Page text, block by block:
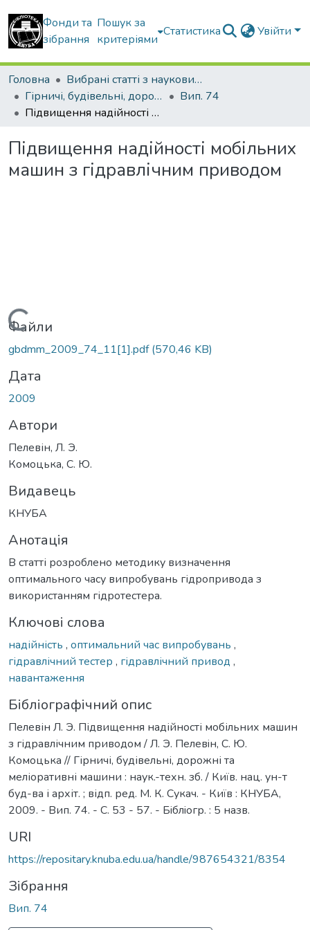
Фонди та
зібрання
Пошук за
критеріями
Статистика Увійти
Головна
Вибрані статті з наукових збірників КНУБА
Гірничі, будівельні, дорожні та меліоративні машини
Вип. 74
Підвищення надійності мобільних машин з гідравлічним приводом
Підвищення надійності мобільних
машин з гідравлічним приводом
Вантажиться...
Файли
gbdmm_2009_74_11[1].pdf(570,46 KB)
Дата
2009
Автори
Пелевін, Л. Э.
Комоцька, С. Ю.
Видавець
КНУБА
Анотація
В статті розроблено методику визначення
оптимального часу випробувань гідропривода з
використанням гідротестера.
Ключові слова
надійність , оптимальний час випробувань ,
гідравлічний тестер , гідравлічний привод ,
навантаження
Бібліографічний опис
Пелевін Л. Э. Підвищення надійності мобільних машин
з гідравлічним приводом / Л. Э. Пелевiн, С. Ю.
Комоцька // Гірничі, будівельні, дорожні та
меліоративні машини : наук.-техн. зб. / Київ. нац. ун-т
буд-ва і архіт. ; відп. ред. М. К. Сукач. - Київ : КНУБА,
2009. - Вип. 74. - С. 53 - 57. - Бiблiогр. : 5 назв.
URI
https://repositary.knuba.edu.ua/handle/987654321/8354
Зібрання
Вип. 74